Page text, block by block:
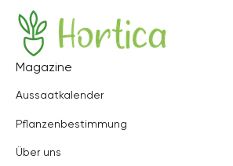
Hortica
Magazine
Aussaatkalender
Pflanzenbestimmung
Über uns